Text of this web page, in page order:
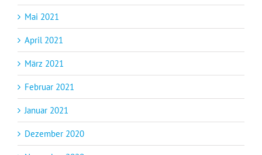
Mai 2021
April 2021
März 2021
Februar 2021
Januar 2021
Dezember 2020